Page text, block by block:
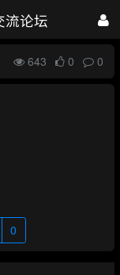
流论坛
643 0 0
0